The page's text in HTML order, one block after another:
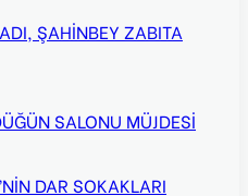
ŞAHİNBEY ZABITA
SALONU MÜJDESİ
DAR SOKAKLARI